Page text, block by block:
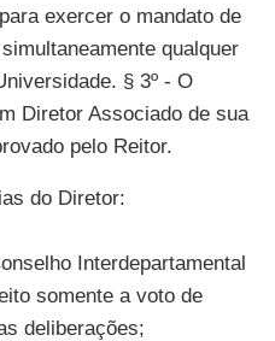
exercer o mandato de
qualquer
§ 3º - O
Diretor Associado de sua
pelo Reitor.
do Diretor:
Interdepartamental
somente a voto de
deliberações;